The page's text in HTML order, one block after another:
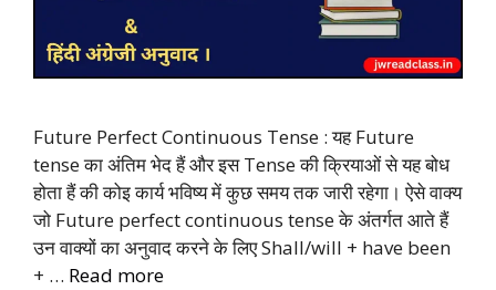
Future Perfect Continuous Tense : यह Future
tense का अंतिम भेद हैं और इस Tense की क्रियाओं से यह बोध
होता हैं की कोइ कार्य भविष्य में कुछ समय तक जारी रहेगा। ऐसे वाक्य
जो Future perfect continuous tense के अंतर्गत आते हैं
उन वाक्यों का अनुवाद करने के लिए Shall/will + have been
+ … Read more